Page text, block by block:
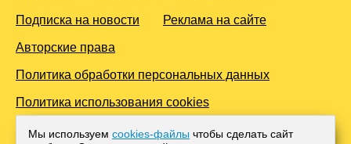
Подписка на новости Реклама на сайте
Авторские права
Политика обработки персональных данных
Политика использования cookies
© 2016-2026 Все права защищены. Для лиц старше 18 лет.
Мы используем cookies-файлы чтобы сделать сайт